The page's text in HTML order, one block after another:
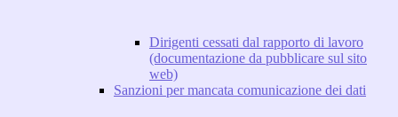
Dirigenti cessati dal rapporto di lavoro
(documentazione da pubblicare sul sito
web)
Sanzioni per mancata comunicazione dei dati